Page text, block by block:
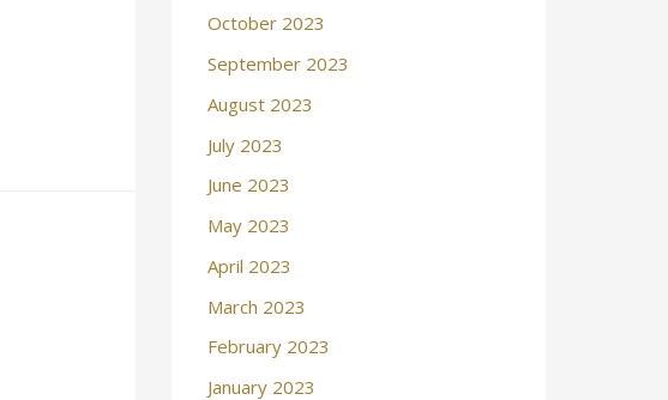
October 2023
September 2023
August 2023
July 2023
June 2023
May 2023
April 2023
March 2023
February 2023
January 2023